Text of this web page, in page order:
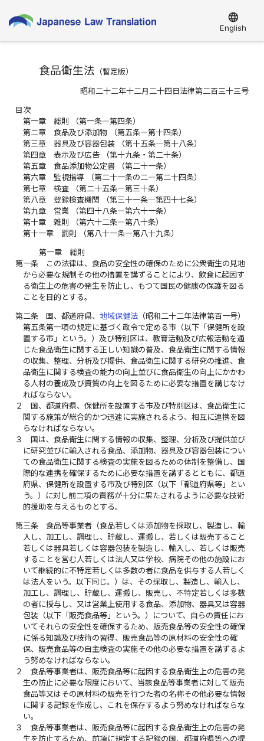
language
English
食品衛生法 （暫定版）
昭和二十二年十二月二十四日法律第二百三十三号
目次
第一章 総則 （第一条―第四条）
第二章 食品及び添加物 （第五条―第十四条）
第三章 器具及び容器包装 （第十五条―第十八条）
第四章 表示及び広告 （第十九条・第二十条）
第五章 食品添加物公定書 （第二十一条）
第六章 監視指導 （第二十一条の二―第二十四条）
第七章 検査 （第二十五条―第三十条）
第八章 登録検査機関 （第三十一条―第四十七条）
第九章 営業 （第四十八条―第六十一条）
第十章 雑則 （第六十二条―第八十条）
第十一章 罰則 （第八十一条―第八十九条）
第一章 総則
第一条
この法律は、食品の安全性の確保のために公衆衛生の見地
から必要な規制その他の措置を講ずることにより、飲食に起因す
る衛生上の危害の発生を防止し、もつて国民の健康の保護を図る
ことを目的とする。
第二条 国、都道府県、地域保健法 （昭和二十二年法律第百一号）
第五条第一項の規定に基づく政令で定める市（以下「保健所を設
置する市」という。）及び特別区は、教育活動及び広報活動を通
じた食品衛生に関する正しい知識の普及、食品衛生に関する情報
の収集、整理、分析及び提供、食品衛生に関する研究の推進、食
品衛生に関する検査の能力の向上並びに食品衛生の向上にかかわ
る人材の養成及び資質の向上を図るために必要な措置を講じなけ
ればならない。
２
国、都道府県、保健所を設置する市及び特別区は、食品衛生に
関する施策が総合的かつ迅速に実施されるよう、相互に連携を図
らなければならない。
３
国は、食品衛生に関する情報の収集、整理、分析及び提供並び
に研究並びに輸入される食品、添加物、器具及び容器包装につい
ての食品衛生に関する検査の実施を図るための体制を整備し、国
際的な連携を確保するために必要な措置を講ずるとともに、都道
府県、保健所を設置する市及び特別区（以下「都道府県等」とい
う。）に対し前二項の責務が十分に果たされるように必要な技術
的援助を与えるものとする。
第三条
食品等事業者（食品若しくは添加物を採取し、製造し、輸
入し、加工し、調理し、貯蔵し、運搬し、若しくは販売すること
若しくは器具若しくは容器包装を製造し、輸入し、若しくは販売
することを営む人若しくは法人又は学校、病院その他の施設にお
いて継続的に不特定若しくは多数の者に食品を供与する人若しく
は法人をいう。以下同じ。）は、その採取し、製造し、輸入し、
加工し、調理し、貯蔵し、運搬し、販売し、不特定若しくは多数
の者に授与し、又は営業上使用する食品、添加物、器具又は容器
包装（以下「販売食品等」という。）について、自らの責任にお
いてそれらの安全性を確保するため、販売食品等の安全性の確保
に係る知識及び技術の習得、販売食品等の原材料の安全性の確
保、販売食品等の自主検査の実施その他の必要な措置を講ずるよ
う努めなければならない。
２
食品等事業者は、販売食品等に起因する食品衛生上の危害の発
生の防止に必要な限度において、当該食品等事業者に対して販売
食品等又はその原材料の販売を行つた者の名称その他必要な情報
に関する記録を作成し、これを保存するよう努めなければならな
い。
３
食品等事業者は、販売食品等に起因する食品衛生上の危害の発
生を防止するため、前項に規定する記録の国、都道府県等への提